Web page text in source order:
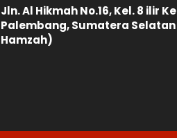
Jln. Al Hikmah No.16, Kel. 8 ilir
Palembang, Sumatera
Hamzah)